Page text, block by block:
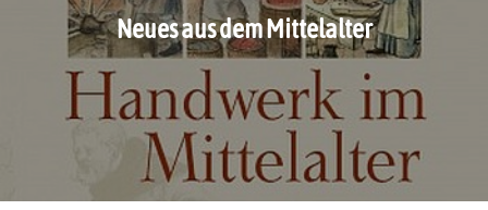
Neues aus dem Mittelalter